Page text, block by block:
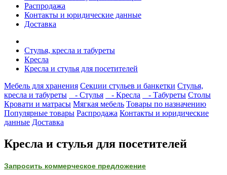
Распродажа
Контакты и юридические данные
Доставка
Стулья, кресла и табуреты
Кресла
Кресла и стулья для посетителей
Мебель для хранения Секции стульев и банкетки Стулья,
кресла и табуреты
- Стулья - Кресла - Табуреты Столы
Кровати и матрасы Мягкая мебель Товары по назначению
Популярные товары Распродажа Контакты и юридические
данные Доставка
Кресла и стулья для посетителей
Запросить коммерческое предложение